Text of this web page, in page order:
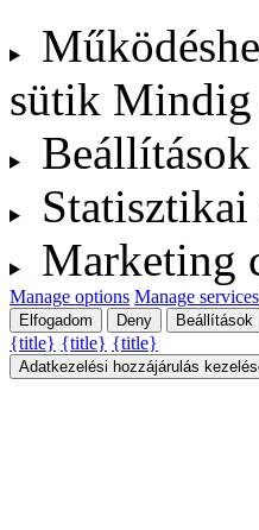
sütik
Beállítások
Marketing
Manage options Manage services
Elfogadom Deny Beállítások
{title} {title} {title}
Adatkezelési hozzájárulás